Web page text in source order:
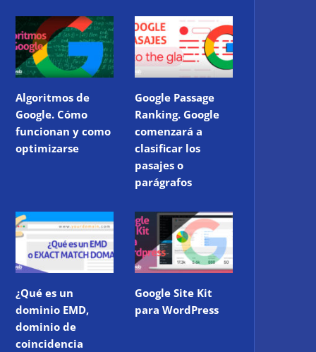
Algoritmos de
Google. Cómo
funcionan y como
optimizarse
Google Passage
Ranking. Google
comenzará a
clasificar los
pasajes o
parágrafos
¿Qué es un
dominio EMD,
dominio de
coincidencia
Google Site Kit
para WordPress